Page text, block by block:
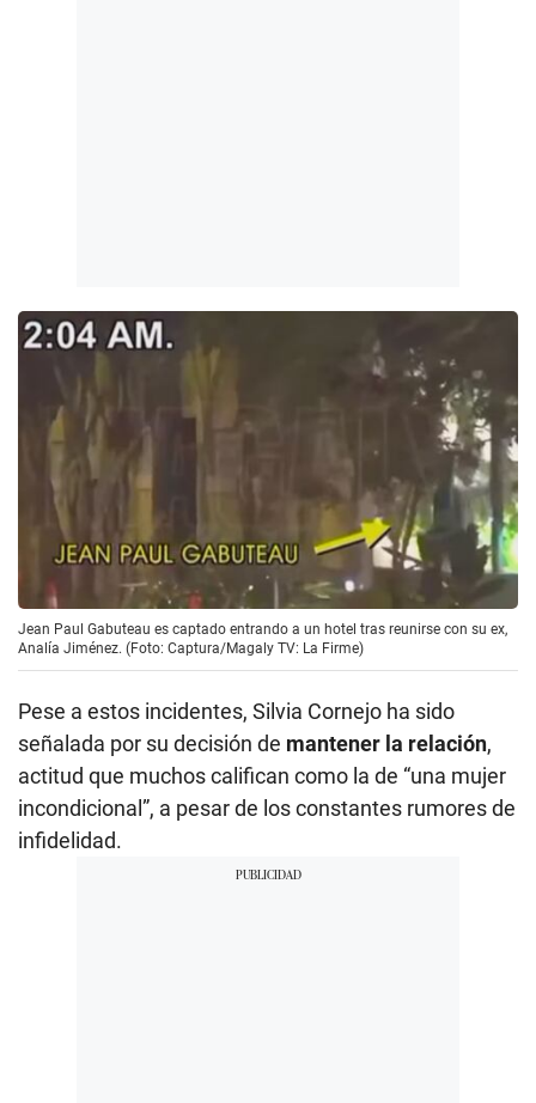
Jean Paul Gabuteau es captado entrando a un hotel tras reunirse con su ex,
Analía Jiménez. (Foto: Captura/Magaly TV: La Firme)
Pese a estos incidentes, Silvia Cornejo ha sido
señalada por su decisión de mantener la relación,
actitud que muchos califican como la de “una mujer
incondicional”, a pesar de los constantes rumores de
infidelidad.